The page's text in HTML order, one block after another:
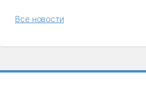
Все новости